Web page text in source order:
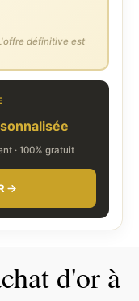
définitive est
· 100% gratuit
d'or à